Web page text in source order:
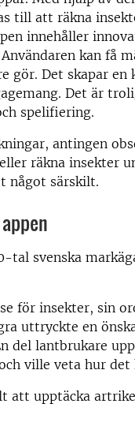
till att räkna
innehåller
kan få
gör. Det skapar en
Det är
spelifiering.
antingen
räkna insekter
något särskilt.
tal svenska
för insekter, sin
uttryckte en
del lantbrukare
ville veta hur det
att upptäcka